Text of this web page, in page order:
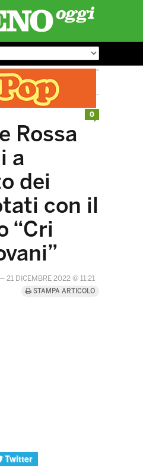
Rossa
a
dei
con il
“Cri
21 DICEMBRE 2022 @ 11:21
STAMPA ARTICOLO
Twitter
0